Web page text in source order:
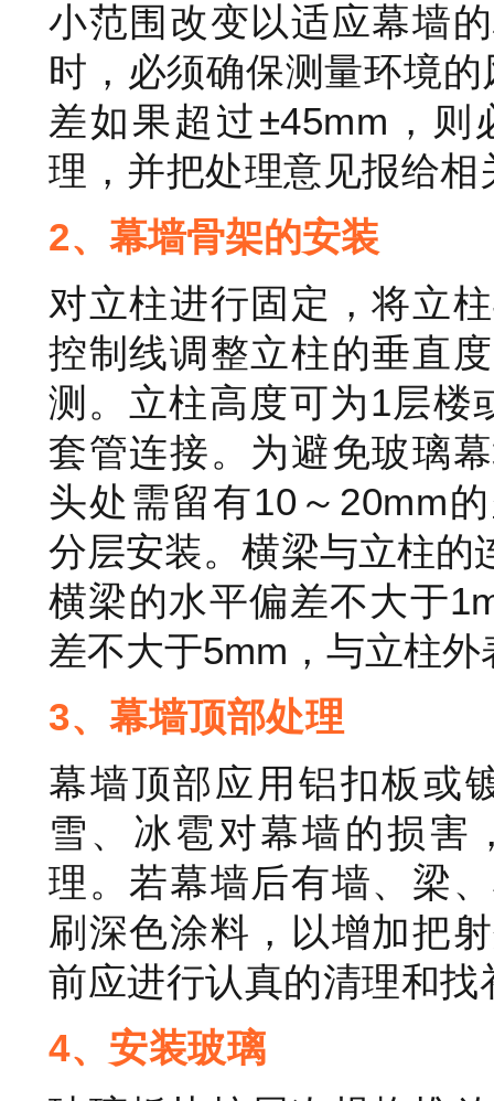
小范围改变以适应幕墙
时，必须确保测量环境
差如果超过±45mm，
理，并把处理意见报给相
2、幕墙骨架的安装
对立柱进行固定，将立
控制线调整立柱的垂直
测。立柱高度可为1层楼
套管连接。为避免玻璃
头处需留有10～20mm
分层安装。横梁与立柱的
横梁的水平偏差不大于
差不大于5mm，与立柱
3、幕墙顶部处理
幕墙顶部应用铝扣板或
雪、冰雹对幕墙的损害
理。若幕墙后有墙、梁
刷深色涂料，以增加把
前应进行认真的清理和找
4、安装玻璃